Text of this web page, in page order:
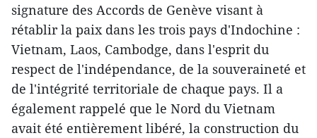
signature des Accords de Genève visant à
rétablir la paix dans les trois pays d'Indochine :
Vietnam, Laos, Cambodge, dans l'esprit du
respect de l'indépendance, de la souveraineté et
de l'intégrité territoriale de chaque pays. Il a
également rappelé que le Nord du Vietnam
avait été entièrement libéré, la construction du